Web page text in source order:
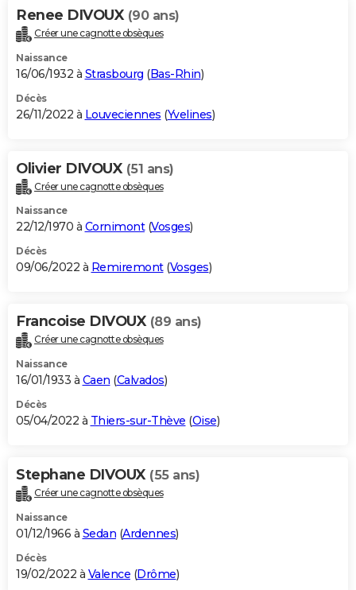
Renee DIVOUX (90 ans)
Créer une cagnotte obsèques
Naissance
16/06/1932 à Strasbourg (Bas-Rhin)
Décès
26/11/2022 à Louveciennes (Yvelines)
Olivier DIVOUX (51 ans)
Créer une cagnotte obsèques
Naissance
22/12/1970 à Cornimont(Vosges)
Décès
09/06/2022 à Remiremont(Vosges)
Francoise DIVOUX (89 ans)
Créer une cagnotte obsèques
Naissance
16/01/1933 à Caen (Calvados)
Décès
05/04/2022 à Thiers-sur-Thève (Oise)
Stephane DIVOUX (55 ans)
Créer une cagnotte obsèques
Naissance
01/12/1966 à Sedan (Ardennes)
Décès
19/02/2022 à Valence (Drôme)